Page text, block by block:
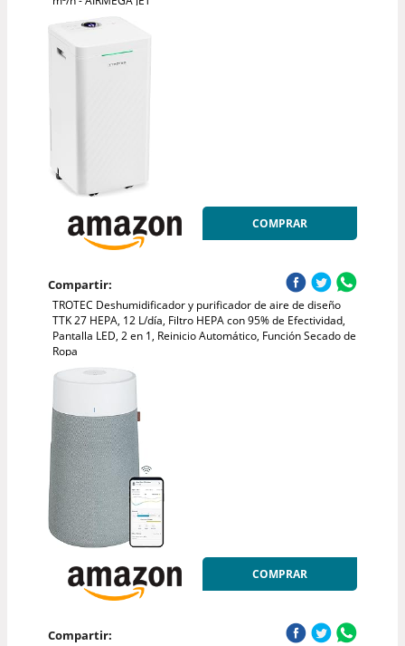
COMPRAR
Compartir:
TROTEC Deshumidificador y purificador de aire de diseño
TTK 27 HEPA, 12 L/día, Filtro HEPA con 95% de Efectividad,
Pantalla LED, 2 en 1, Reinicio Automático, Función Secado de
Ropa
COMPRAR
Compartir: